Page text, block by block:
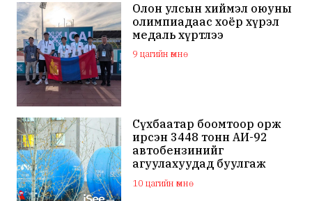
Олон улсын хиймэл оюуны
олимпиадаас хоёр хүрэл
медаль хүртлээ
9 цагийн өмнө
Сүхбаатар боомтоор орж
ирсэн 3448 тонн АИ-92
автобензинийг
агуулахуудад буулгаж
байна
10 цагийн өмнө